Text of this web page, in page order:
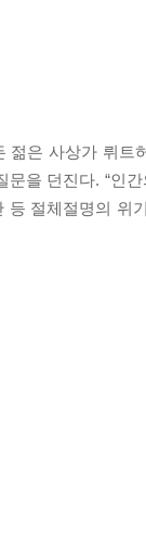
젊은 사상가 뤼
을 던진다. “인
절체절명의 위